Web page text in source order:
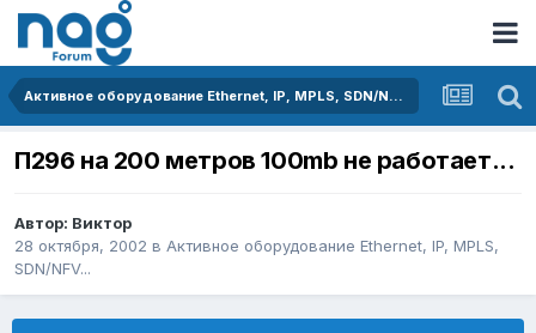
Активное оборудование Ethernet, IP, MPLS, SDN/NFV...
П296 на 200 метров 100mb не работает...
Автор: Виктор
28 октября, 2002 в Активное оборудование Ethernet, IP, MPLS,
SDN/NFV...